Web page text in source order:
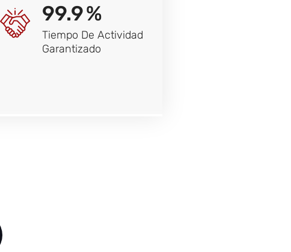
99.9%
Tiempo De Actividad
Garantizado